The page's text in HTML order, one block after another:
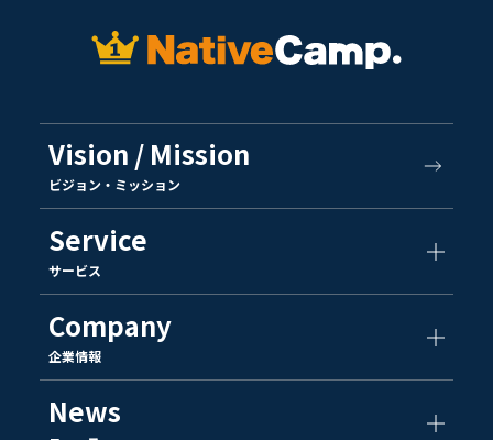
Vision / Mission
ビジョン・ミッション
Service
サービス
Company
企業情報
News